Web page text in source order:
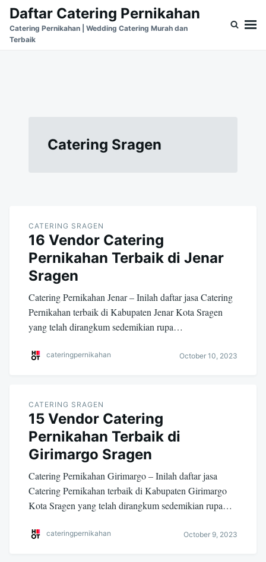
Skip
content
Search
for:
Daftar Catering Pernikahan
Catering Pernikahan | Wedding Catering Murah dan
Terbaik
Catering Sragen
CATERING SRAGEN
16 Vendor Catering
Pernikahan Terbaik di Jenar
Sragen
Catering Pernikahan Jenar – Inilah daftar jasa Catering
Pernikahan terbaik di Kabupaten Jenar Kota Sragen
yang telah dirangkum sedemikian rupa…
cateringpernikahan October 10, 2023
CATERING SRAGEN
15 Vendor Catering
Pernikahan Terbaik di
Girimargo Sragen
Catering Pernikahan Girimargo – Inilah daftar jasa
Catering Pernikahan terbaik di Kabupaten Girimargo
Kota Sragen yang telah dirangkum sedemikian rupa…
cateringpernikahan October 9, 2023